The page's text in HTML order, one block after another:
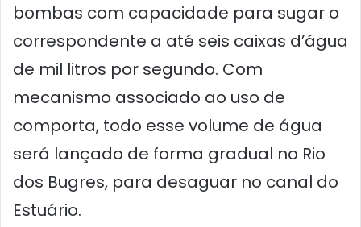
bombas com capacidade para sugar o
correspondente a até seis caixas d’água
de mil litros por segundo. Com
mecanismo associado ao uso de
comporta, todo esse volume de água
será lançado de forma gradual no Rio
dos Bugres, para desaguar no canal do
Estuário.